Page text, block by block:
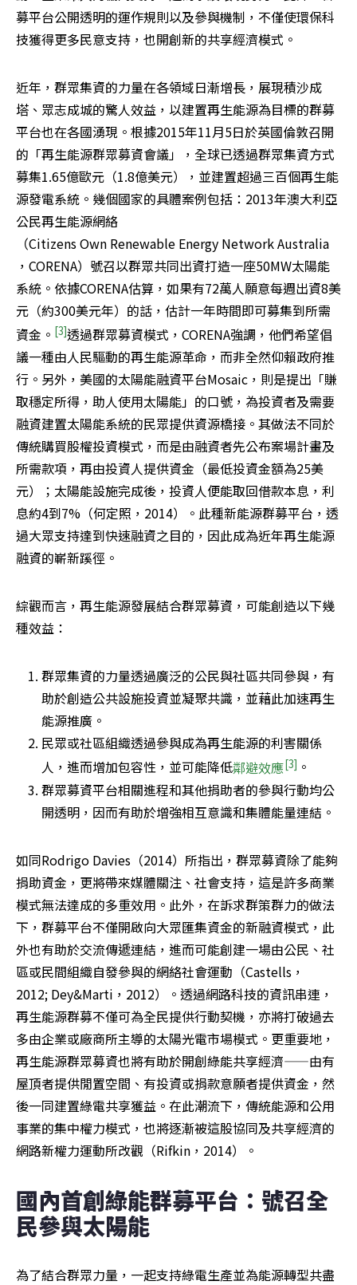
募平台公開透明的運作規則以及參與機制，不僅使環保科
技獲得更多民意支持，也開創新的共享經濟模式。
近年，群眾集資的力量在各領域日漸增長，展現積沙成
塔、眾志成城的驚人效益，以建置再生能源為目標的群募
平台也在各國湧現。根據2015年11月5日於英國倫敦召開
的「再生能源群眾募資會議」，全球已透過群眾集資方式
募集1.65億歐元（1.8億美元），並建置超過三百個再生能
源發電系統。幾個國家的具體案例包括：2013年澳大利亞
公民再生能源網絡
（Citizens Own Renewable Energy Network Australia
，CORENA）號召以群眾共同出資打造一座50MW太陽能
系統。依據CORENA估算，如果有72萬人願意每週出資8美
元（約300美元年）的話，估計一年時間即可募集到所需
資金。 [3]透過群眾募資模式，CORENA強調，他們希望倡
議一種由人民驅動的再生能源革命，而非全然仰賴政府推
行。另外，美國的太陽能融資平台Mosaic，則是提出「賺
取穩定所得，助人使用太陽能」的口號，為投資者及需要
融資建置太陽能系統的民眾提供資源橋接。其做法不同於
傳統購買股權投資模式，而是由融資者先公布案場計畫及
所需款項，再由投資人提供資金（最低投資金額為25美
元）；太陽能設施完成後，投資人便能取回借款本息，利
息約4到7%（何定照，2014）。此種新能源群募平台，透
過大眾支持達到快速融資之目的，因此成為近年再生能源
融資的嶄新蹊徑。
綜觀而言，再生能源發展結合群眾募資，可能創造以下幾
種效益：
群眾集資的力量透過廣泛的公民與社區共同參與，有
助於創造公共設施投資並凝聚共識，並藉此加速再生
能源推廣。
民眾或社區組織透過參與成為再生能源的利害關係
人，進而增加包容性，並可能降低鄰避效應[3] 。
群眾募資平台相關進程和其他捐助者的參與行動均公
開透明，因而有助於增強相互意識和集體能量連結。
如同Rodrigo Davies（2014）所指出，群眾募資除了能夠
捐助資金，更將帶來媒體關注、社會支持，這是許多商業
模式無法達成的多重效用。此外，在訴求群策群力的做法
下，群募平台不僅開啟向大眾匯集資金的新融資模式，此
外也有助於交流傳遞連結，進而可能創建一場由公民、社
區或民間組織自發參與的網絡社會運動（Castells，
2012; Dey&Marti，2012）。透過網路科技的資訊串連，
再生能源群募不僅可為全民提供行動契機，亦將打破過去
多由企業或廠商所主導的太陽光電市場模式。更重要地，
再生能源群眾募資也將有助於開創綠能共享經濟——由有
屋頂者提供閒置空間、有投資或捐款意願者提供資金，然
後一同建置綠電共享獲益。在此潮流下，傳統能源和公用
事業的集中權力模式，也將逐漸被這股協同及共享經濟的
網路新權力運動所改觀（Rifkin，2014）。
國內首創綠能群募平台：號召全
民參與太陽能
為了結合群眾力量，一起支持綠電生產並為能源轉型共盡